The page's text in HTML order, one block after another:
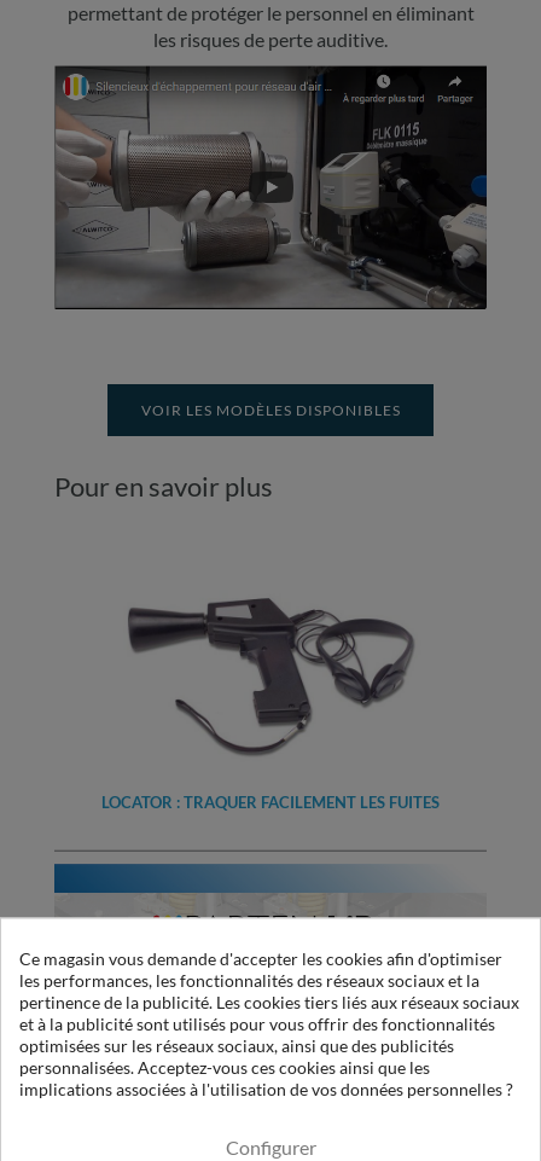
permettant de protéger le personnel en éliminant
les risques de perte auditive.
VOIR LES MODÈLES DISPONIBLES
Pour en savoir plus
LOCATOR : TRAQUER FACILEMENT LES FUITES
Ce magasin vous demande d'accepter les cookies afin d'optimiser
les performances, les fonctionnalités des réseaux sociaux et la
pertinence de la publicité. Les cookies tiers liés aux réseaux sociaux
et à la publicité sont utilisés pour vous offrir des fonctionnalités
optimisées sur les réseaux sociaux, ainsi que des publicités
personnalisées. Acceptez-vous ces cookies ainsi que les
implications associées à l'utilisation de vos données personnelles ?
Configurer